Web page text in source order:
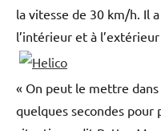
la vitesse de 30 km/h. Il
l’intérieur et à
« On peut le mettre
quelques secondes pour